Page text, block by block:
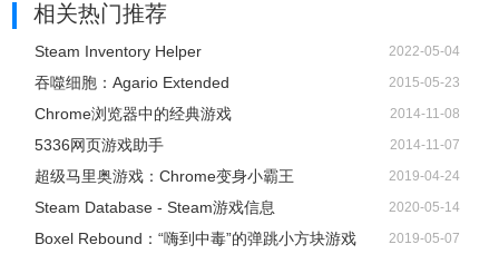
相关热门推荐
Steam Inventory Helper 2022-05-04
吞噬细胞：Agario Extended 2015-05-23
Chrome浏览器中的经典游戏 2014-11-08
5336网页游戏助手 2014-11-07
超级马里奥游戏：Chrome变身小霸王 2019-04-24
Steam Database - Steam游戏信息 2020-05-14
Boxel Rebound：“嗨到中毒”的弹跳小方块游戏 2019-05-07